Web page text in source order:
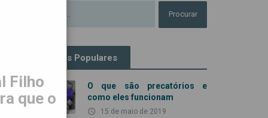
Artigos Populares
O que são precatórios e
como eles funcionam
access_time 15 de maio de 2019
Filho
que o